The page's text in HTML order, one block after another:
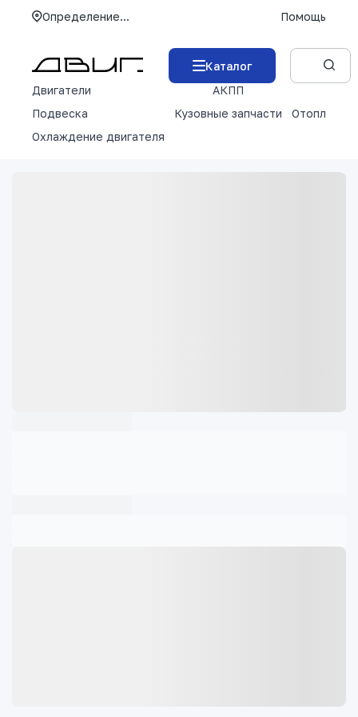
Определение... Помощь
Каталог
Двигатели
АКПП
Подвеска
Кузовные запчасти
Отопление
Охлаждение двигателя